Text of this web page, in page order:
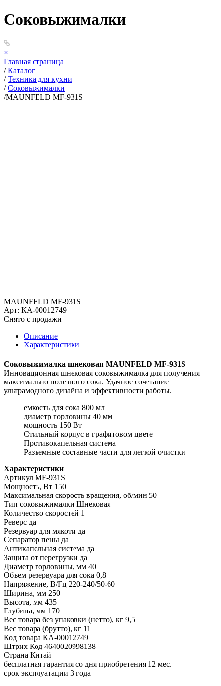
Соковыжималки
×
Главная страница
/ Каталог
/ Техника для кухни
/ Соковыжималки
/MAUNFELD MF-931S
MAUNFELD MF-931S
Арт: КА-00012749
Снято с продажи
Описание
Характеристики
Соковыжималка шнековая MAUNFELD MF-931S
Инновационная шнековая соковыжималка для получения
максимально полезного сока. Удачное сочетание
ультрамодного дизайна и эффективности работы.
емкость для сока 800 мл
диаметр горловины 40 мм
мощность 150 Вт
Стильный корпус в графитовом цвете
Противокапельная система
Разъемные составные части для легкой очистки
Характеристики
Артикул MF-931S
Мощность, Вт 150
Максимальная скорость вращения, об/мин 50
Тип соковыжималки Шнековая
Количество скоростей 1
Реверс да
Резервуар для мякоти да
Сепаратор пены да
Антикапельная система да
Защита от перегрузки да
Диаметр горловины, мм 40
Объем резервуара для сока 0,8
Напряжение, В/Гц 220-240/50-60
Ширина, мм 250
Высота, мм 435
Глубина, мм 170
Вес товара без упаковки (нетто), кг 9,5
Вес товара (брутто), кг 11
Код товара КА-00012749
Штрих Код 4640020998138
Страна Китай
бесплатная гарантия со дня приобретения 12 мес.
срок эксплуатации 3 года